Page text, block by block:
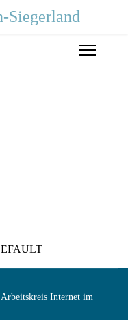
Internet im